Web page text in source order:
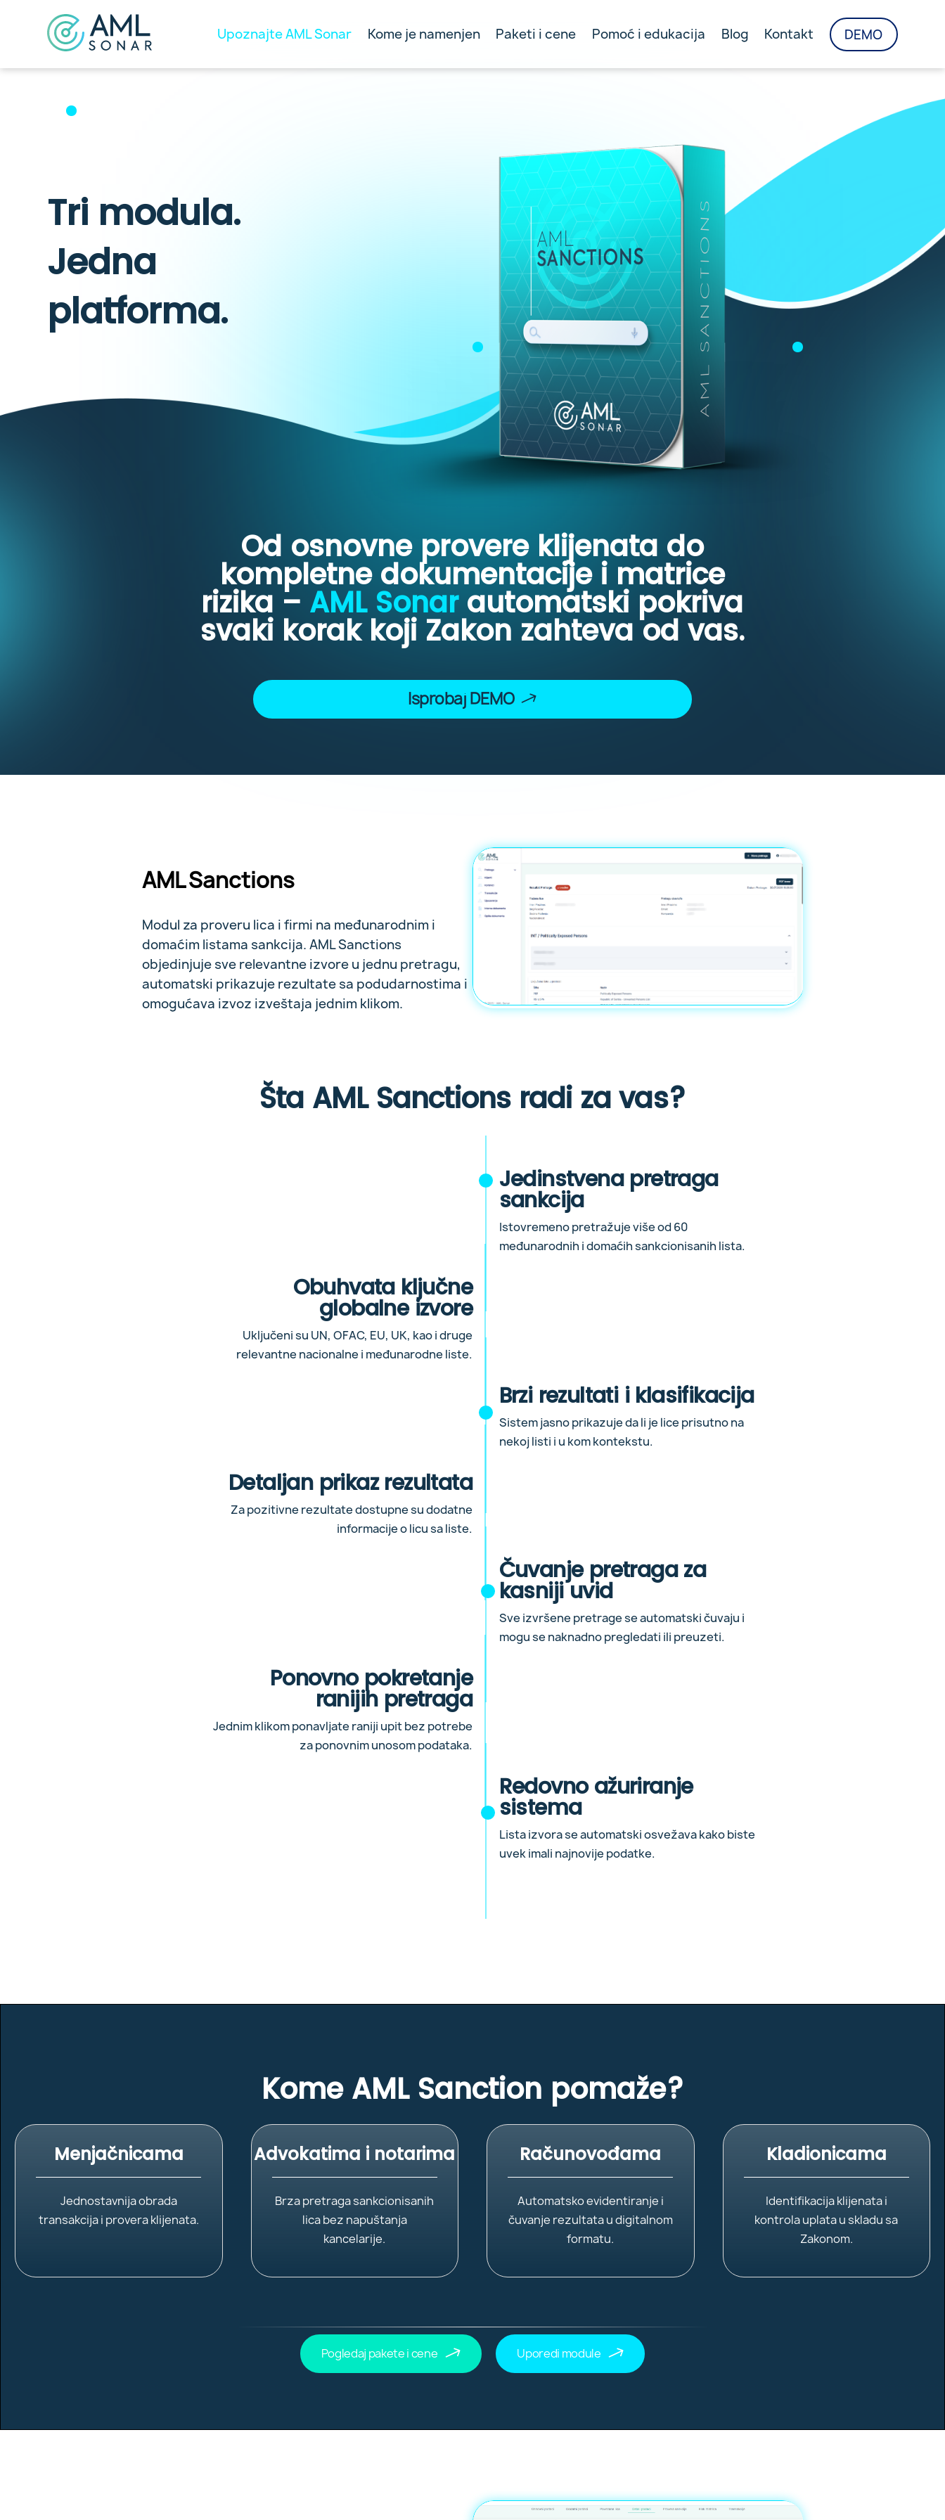
Upoznajte AML Sonar Kome je namenjen Paketi i cene Pomoć i edukacija Blog Kontakt DEMO
Tri modula.
Jedna
platforma.
Od osnovne provere klijenata do
kompletne dokumentacije i matrice
rizika – AML Sonarautomatski pokriva
svaki korak koji Zakon zahteva od vas.
Isprobaj DEMO
AML Sanctions
Modul za proveru lica i firmi na međunarodnim i
domaćim listama sankcija. AML Sanctions
objedinjuje sve relevantne izvore u jednu pretragu,
automatski prikazuje rezultate sa podudarnostima i
omogućava izvoz izveštaja jednim klikom.
Šta AML Sanctions radi za vas?
Jedinstvena pretraga
sankcija
Istovremeno pretražuje više od 60
međunarodnih i domaćih sankcionisanih lista.
Obuhvata ključne
globalne izvore
Uključeni su UN, OFAC, EU, UK, kao i druge
relevantne nacionalne i međunarodne liste.
Brzi rezultati i klasifikacija
Sistem jasno prikazuje da li je lice prisutno na
nekoj listi i u kom kontekstu.
Detaljan prikaz rezultata
Za pozitivne rezultate dostupne su dodatne
informacije o licu sa liste.
Čuvanje pretraga za
kasniji uvid
Sve izvršene pretrage se automatski čuvaju i
mogu se naknadno pregledati ili preuzeti.
Ponovno pokretanje
ranijih pretraga
Jednim klikom ponavljate raniji upit bez potrebe
za ponovnim unosom podataka.
Redovno ažuriranje
sistema
Lista izvora se automatski osvežava kako biste
uvek imali najnovije podatke.
Kome AML Sanction pomaže?
Menjačnicama
Jednostavnija obrada
transakcija i provera klijenata.
Advokatima i notarima
Brza pretraga sankcionisanih
lica bez napuštanja
kancelarije.
Računovođama
Automatsko evidentiranje i
čuvanje rezultata u digitalnom
formatu.
Kladionicama
Identifikacija klijenata i
kontrola uplata u skladu sa
Zakonom.
Pogledaj pakete i cene Uporedi module